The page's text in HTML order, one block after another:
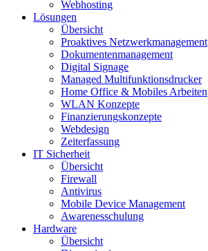
Webhosting
Lösungen
Übersicht
Proaktives Netzwerkmanagement
Dokumentenmanagement
Digital Signage
Managed Multifunktionsdrucker
Home Office & Mobiles Arbeiten
WLAN Konzepte
Finanzierungskonzepte
Webdesign
Zeiterfassung
IT Sicherheit
Übersicht
Firewall
Antivirus
Mobile Device Management
Awarenesschulung
Hardware
Übersicht